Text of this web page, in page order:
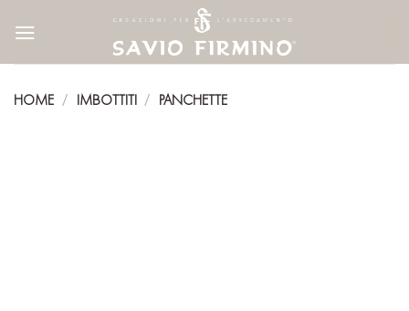
HOME / IMBOTTITI / PANCHETTE